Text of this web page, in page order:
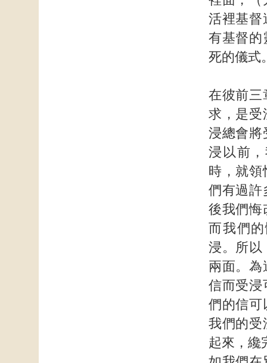
活裡基督
有基督的
死的儀式
在彼前三
求，是受
浸總會將
浸以前
時，就領
們有過許
後我們悔
而我們
浸。所以
兩面。為
信而受浸
們的信可
我們的受
起來，纔